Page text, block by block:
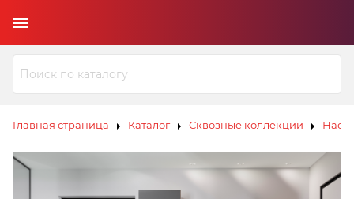
Главная страница Каталог Сквозные коллекции